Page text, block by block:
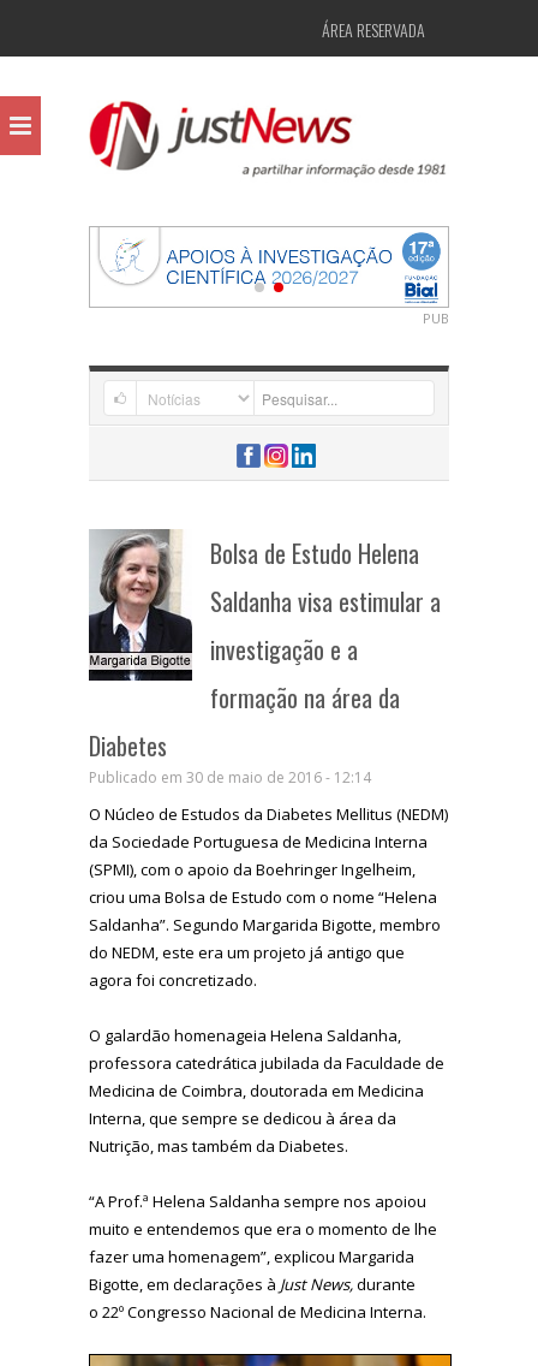
ÁREA RESERVADA
PUB
Bolsa de Estudo Helena
Saldanha visa estimular a
investigação e a
formação na área da
Diabetes
Publicado em 30 de maio de 2016 - 12:14
O Núcleo de Estudos da Diabetes Mellitus (NEDM)
da Sociedade Portuguesa de Medicina Interna
(SPMI), com o apoio da Boehringer Ingelheim,
criou uma Bolsa de Estudo com o nome “Helena
Saldanha”. Segundo Margarida Bigotte, membro
do NEDM, este era um projeto já antigo que
agora foi concretizado.
O galardão homenageia Helena Saldanha,
professora catedrática jubilada da Faculdade de
Medicina de Coimbra, doutorada em Medicina
Interna, que sempre se dedicou à área da
Nutrição, mas também da Diabetes.
“A Prof.ª Helena Saldanha sempre nos apoiou
muito e entendemos que era o momento de lhe
fazer uma homenagem”, explicou Margarida
Bigotte, em declarações à Just News,durante
o 22º Congresso Nacional de Medicina Interna.